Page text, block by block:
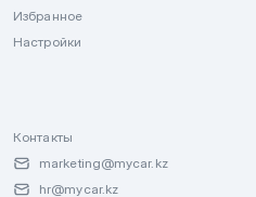
Избранное
Настройки
Контакты
marketing@mycar.kz
hr@mycar.kz